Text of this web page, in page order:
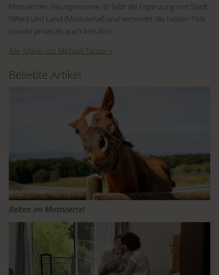
Mostviertler Heurigenszene. Er liebt die Ergänzung von Stadt
(Wien) und Land (Mostviertel) und verbindet die beiden Pole
sowohl privat als auch beruflich.
Alle Artikel von Michael Tanzer »
Beliebte Artikel
Reiten im Mostviertel